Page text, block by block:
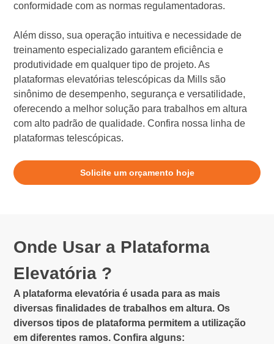
conformidade com as normas regulamentadoras.
Além disso, sua operação intuitiva e necessidade de
treinamento especializado garantem eficiência e
produtividade em qualquer tipo de projeto. As
plataformas elevatórias telescópicas da Mills são
sinônimo de desempenho, segurança e versatilidade,
oferecendo a melhor solução para trabalhos em altura
com alto padrão de qualidade. Confira nossa linha de
plataformas telescópicas.
Solicite um orçamento hoje
Onde Usar a Plataforma
Elevatória ?
A plataforma elevatória é usada para as mais
diversas finalidades de trabalhos em altura. Os
diversos tipos de plataforma permitem a utilização
em diferentes ramos. Confira alguns: